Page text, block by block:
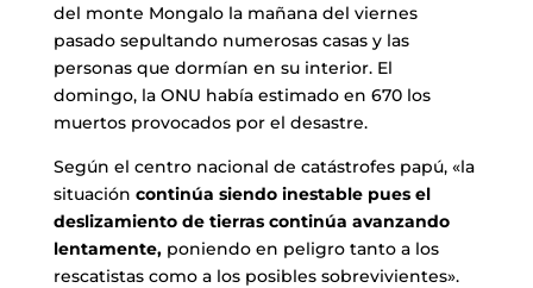
del monte Mongalo la mañana del viernes
pasado sepultando numerosas casas y las
personas que dormían en su interior. El
domingo, la ONU había estimado en 670 los
muertos provocados por el desastre.
Según el centro nacional de catástrofes papú, «la
situación continúa siendo inestable pues el
deslizamiento de tierras continúa avanzando
lentamente,poniendo en peligro tanto a los
rescatistas como a los posibles sobrevivientes».